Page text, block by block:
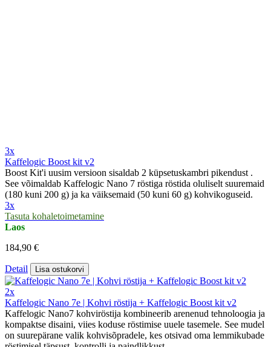
3x
Kaffelogic Boost kit v2
Boost Kit'i uusim versioon sisaldab 2 küpsetuskambri pikendust .
See võimaldab Kaffelogic Nano 7 röstiga röstida oluliselt suuremaid
(180 kuni 200 g) ja ka väiksemaid (50 kuni 60 g) kohvikoguseid.
3x
Tasuta kohaletoimetamine
Laos
184,90 €
Detail Lisa ostukorvi
2x
Kaffelogic Nano 7e | Kohvi röstija + Kaffelogic Boost kit v2
Kaffelogic Nano7 kohviröstija kombineerib arenenud tehnoloogia ja
kompaktse disaini, viies koduse röstimise uuele tasemele. See mudel
on suurepärane valik kohvisõpradele, kes otsivad oma lemmikubade